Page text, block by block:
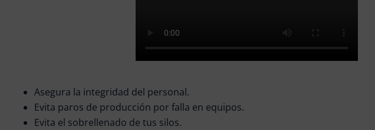
Asegura la integridad del personal.
Evita paros de producción por falla en equipos.
Evita el sobrellenado de tus silos.